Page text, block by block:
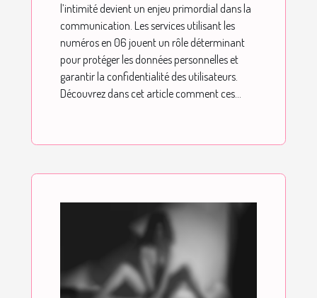
l’intimité devient un enjeu primordial dans la
communication. Les services utilisant les
numéros en 06 jouent un rôle déterminant
pour protéger les données personnelles et
garantir la confidentialité des utilisateurs.
Découvrez dans cet article comment ces...